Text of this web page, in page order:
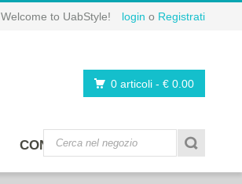
Welcome to UabStyle! login o Registrati
0 articoli - € 0.00
CONTATTI